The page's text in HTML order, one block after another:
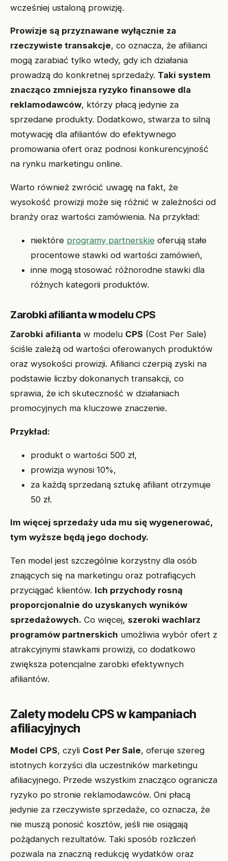
wcześniej ustaloną prowizję.
Prowizje są przyznawane wyłącznie za
rzeczywiste transakcje, co oznacza, że afilianci
mogą zarabiać tylko wtedy, gdy ich działania
prowadzą do konkretnej sprzedaży. Taki system
znacząco zmniejsza ryzyko finansowe dla
reklamodawców, którzy płacą jedynie za
sprzedane produkty. Dodatkowo, stwarza to silną
motywację dla afiliantów do efektywnego
promowania ofert oraz podnosi konkurencyjność
na rynku marketingu online.
Warto również zwrócić uwagę na fakt, że
wysokość prowizji może się różnić w zależności od
branży oraz wartości zamówienia. Na przykład:
niektóre programy partnerskie oferują stałe
procentowe stawki od wartości zamówień,
inne mogą stosować różnorodne stawki dla
różnych kategorii produktów.
Zarobki afilianta w modelu CPS
Zarobki afilianta w modelu CPS (Cost Per Sale)
ściśle zależą od wartości oferowanych produktów
oraz wysokości prowizji. Afilianci czerpią zyski na
podstawie liczby dokonanych transakcji, co
sprawia, że ich skuteczność w działaniach
promocyjnych ma kluczowe znaczenie.
Przykład:
produkt o wartości 500 zł,
prowizja wynosi 10%,
za każdą sprzedaną sztukę afiliant otrzymuje
50 zł.
Im więcej sprzedaży uda mu się wygenerować,
tym wyższe będą jego dochody.
Ten model jest szczególnie korzystny dla osób
znających się na marketingu oraz potrafiących
przyciągać klientów. Ich przychody rosną
proporcjonalnie do uzyskanych wyników
sprzedażowych. Co więcej, szeroki wachlarz
programów partnerskich umożliwia wybór ofert z
atrakcyjnymi stawkami prowizji, co dodatkowo
zwiększa potencjalne zarobki efektywnych
afiliantów.
Zalety modelu CPS w kampaniach
afiliacyjnych
Model CPS, czyli Cost Per Sale, oferuje szereg
istotnych korzyści dla uczestników marketingu
afiliacyjnego. Przede wszystkim znacząco ogranicza
ryzyko po stronie reklamodawców. Oni płacą
jedynie za rzeczywiste sprzedaże, co oznacza, że
nie muszą ponosić kosztów, jeśli nie osiągają
pożądanych rezultatów. Taki sposób rozliczeń
pozwala na znaczną redukcję wydatków oraz